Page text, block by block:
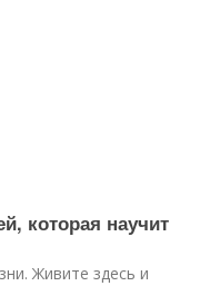
которая научит
Живите здесь и